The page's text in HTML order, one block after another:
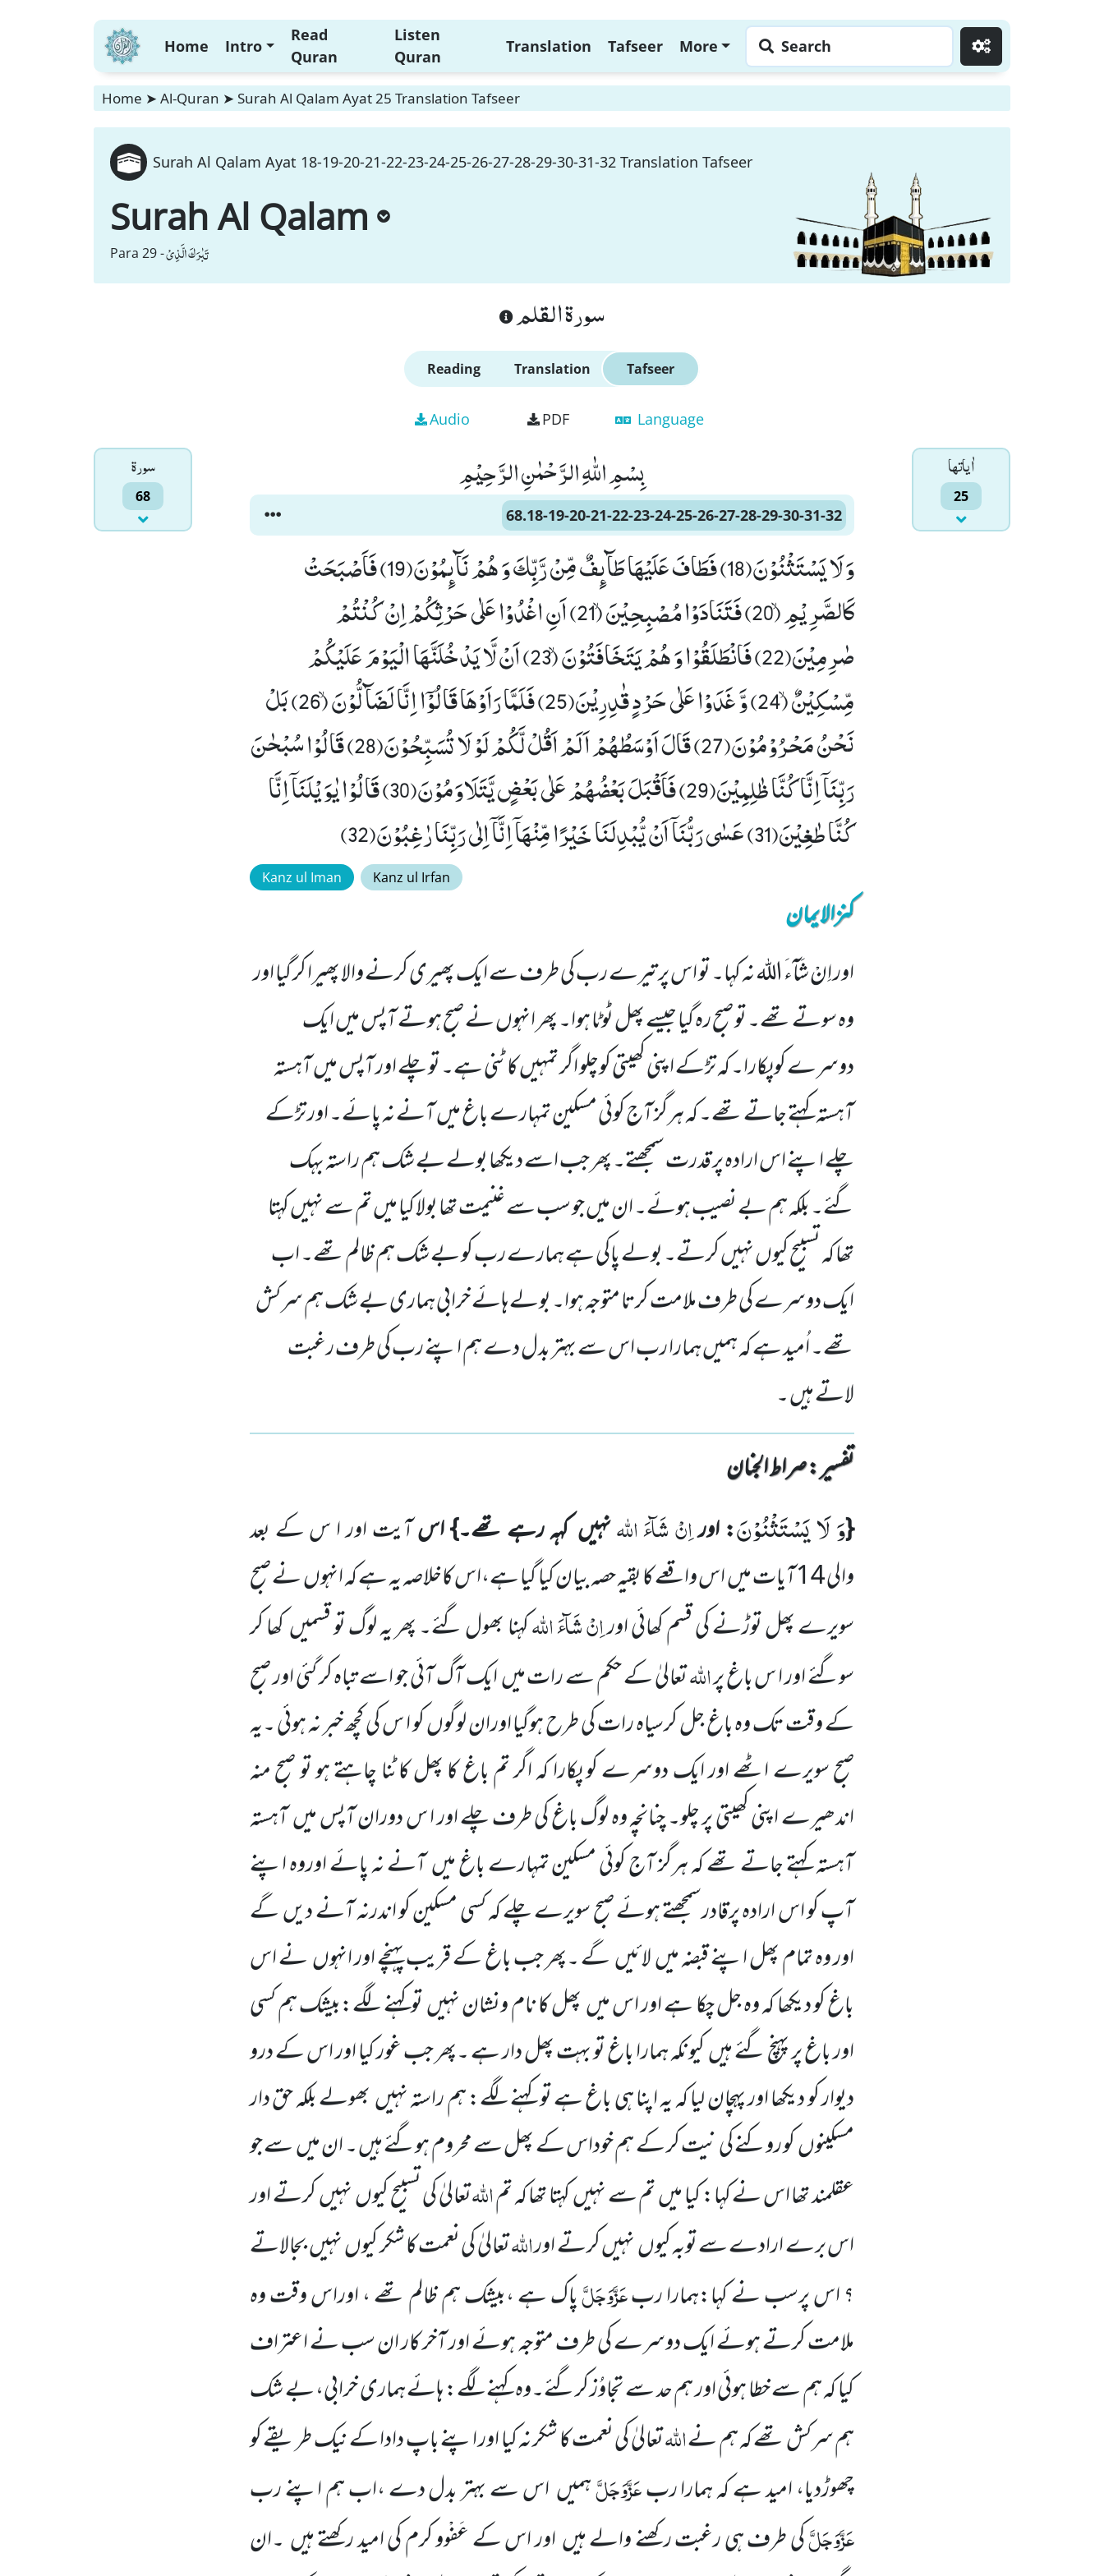
Home Intro
Read
Quran
Listen
Quran
Translation Tafseer More Search
Home ➤ Al-Quran ➤ Surah Al Qalam Ayat 25 Translation Tafseer
Surah Al Qalam Ayat 18-19-20-21-22-23-24-25-26-27-28-29-30-31-32 Translation Tafseer
Surah Al Qalam
Para 29 -تَبٰرَكَ الَّذِیْ
سورة القلم
Reading Translation Tafseer
Audio PDF Language
سورۃ
68
اٰياتها
25
بِسْمِ اللّٰهِ الرَّحْمٰنِ الرَّحِیْمِ
68.18-19-20-21-22-23-24-25-26-27-28-29-30-31-32
وَ لَا یَسْتَثْنُوْنَ(18) فَطَافَ عَلَیْهَا طَآىٕفٌ مِّنْ رَّبِّكَ وَ هُمْ نَآىٕمُوْنَ(19) فَاَصْبَحَتْ
كَالصَّرِیْمِۙ (20) فَتَنَادَوْا مُصْبِحِیْنَۙ (21) اَنِ اغْدُوْا عَلٰى حَرْثِكُمْ اِنْ كُنْتُمْ
صٰرِمِیْنَ(22) فَانْطَلَقُوْا وَ هُمْ یَتَخَافَتُوْنَۙ (23) اَنْ لَّا یَدْخُلَنَّهَا الْیَوْمَ عَلَیْكُمْ
مِّسْكِیْنٌۙ (24) وَّ غَدَوْا عَلٰى حَرْدٍ قٰدِرِیْنَ(25) فَلَمَّا رَاَوْهَا قَالُوْۤا اِنَّا لَضَآلُّوْنَۙ (26) بَلْ
نَحْنُ مَحْرُوْمُوْنَ(27) قَالَ اَوْسَطُهُمْ اَلَمْ اَقُلْ لَّكُمْ لَوْ لَا تُسَبِّحُوْنَ(28) قَالُوْا سُبْحٰنَ
رَبِّنَاۤ اِنَّا كُنَّا ظٰلِمِیْنَ(29) فَاَقْبَلَ بَعْضُهُمْ عَلٰى بَعْضٍ یَّتَلَاوَمُوْنَ(30) قَالُوْا یٰوَیْلَنَاۤ اِنَّا
كُنَّا طٰغِیْنَ(31) عَسٰى رَبُّنَاۤ اَنْ یُّبْدِلَنَا خَیْرًا مِّنْهَاۤ اِنَّاۤ اِلٰى رَبِّنَا رٰغِبُوْنَ(32)
Kanz ul Iman Kanz ul Irfan
کنزالایمان
اور اِنْ شَآءَ اللہ نہ کہا۔ تو اس پر تیرے رب کی طرف سے ایک پھیری کرنے والا پھیرا کر گیا اور
وہ سوتے تھے۔ تو صبح رہ گیا جیسے پھل ٹوٹا ہوا۔ پھر انہوں نے صبح ہوتے آپس میں ایک
دوسرے کو پکارا۔ کہ تڑکے اپنی کھیتی کوچلو اگر تمہیں کاٹنی ہے۔ تو چلے اور آپس میں آہستہ
آہستہ کہتے جاتے تھے۔ کہ ہرگز آج کوئی مسکین تمہارے باغ میں آنے نہ پائے۔ اور تڑکے
چلے اپنے اس ارادہ پر قدرت سمجھتے۔ پھر جب اسے دیکھا بولے بے شک ہم راستہ بہک
گئے۔ بلکہ ہم بے نصیب ہوئے۔ ان میں جو سب سے غنیمت تھا بولا کیا میں تم سے نہیں کہتا
تھا کہ تسبیح کیوں نہیں کرتے۔ بولے پاکی ہے ہمارے رب کو بے شک ہم ظالم تھے۔ اب
ایک دوسرے کی طرف ملامت کرتا متوجہ ہوا۔ بولے ہائے خرابی ہماری بے شک ہم سرکش
تھے۔ اُمید ہے کہ ہمیں ہمارا رب اس سے بہتر بدل دے ہم اپنے رب کی طرف رغبت
لاتے ہیں ۔
تفسیر : ‎صراط الجنان
{وَ لَا یَسْتَثْنُوْنَ: اوراِنْ شَآءَ اللّٰہنہیںکہہ رہے تھے۔} اسآیتاور ا س کے بعد
والی14آیات میںاس واقعےکا بقیہ حصہ بیان کیا گیا ہے،اس کاخلاصہ یہ ہے کہ انہوںنےصبح
سویرے پھل توڑنے کی قسم کھائی اوراِنْ شَآءَ اللّٰہکہنابھول گئے۔ پھر یہ لوگ تو قسمیںکھا کر
سوگئے اور ا س باغ پراللّٰہتعالیٰ کے حکم سے رات میںایکآگ آئی جو اسے تباہکر گئی اور صبح
کے وقت تک وہ باغ جل کرسیاہ رات کی طرح ہوگیا اوران لوگوں کو ا س کی کچھ خبر نہ ہوئی ۔یہ
صبح سویرے اٹھے اور ایک دوسرے کو پکارا کہ اگر تم باغ کا پھل کاٹنا چاہتے ہو تو صبح منہ
اندھیرے اپنی کھیتی پر چلو۔ چنانچہ وہ لوگ باغ کی طرف چلے اور ا س دوران آپس میںآہستہ
آہستہ کہتے جاتے تھے کہ ہرگز آج کوئی مسکین تمہارے باغ میںآنے نہ پائے اوروہ اپنے
آپ کو اس ارادہ پرقادرسمجھتے ہوئے صبح سویرے چلے کہ کسی مسکین کو اندرنہ آنے دیںگے
اور وہ تمام پھل اپنے قبضہ میںلائیںگے ۔پھر جب باغ کے قریب پہنچے اور انہوںنے اس
باغ کو دیکھا کہ وہ جل چکا ہے اور اس میںپھل کا نام ونشان نہیںتوکہنے لگے:بیشک ہم کسی
اور باغ پر پہنچ گئے ہیںکیونکہ ہمارا باغ تو بہت پھل دار ہے ۔پھر جب غور کیا اور اس کے درو
دیوار کو دیکھا اور پہچان لیا کہ یہ اپنا ہی باغ ہے تو کہنے لگے: ہم راستہ نہیںبھولے بلکہ حق دار
مسکینوںکو روکنے کی نیت کر کے ہم خوداس کے پھل سے محروم ہوگئے ہیں ۔ ان میںسے جو
عقلمند تھا اس نے کہا: کیا میںتم سے نہیںکہتا تھا کہ تماللّٰہتعالیٰ کی تسبیح کیوںنہیںکرتے اور
اس برے ارادے سے توبہ کیوںنہیں کرتے اوراللّٰہتعالیٰ کینعمت کا شکر کیوںنہیںبجالاتے
؟ اس پرسب نے کہا:ہمارا ربعَزَّوَجَلَّپاک ہے ،بیشک ہم ظالم تھے ، اوراس وقت وہ
ملامت کرتے ہوئے ایک دوسرے کی طرف متوجہ ہوئے اور آخر کار ان سب نے اعتراف
کیا کہ ہم سے خطا ہوئی اورہم حد سے تجاوُز کرگئے۔وہ کہنے لگے: ہائے ہماری خرابی، بے شک
ہم سرکش تھےکہ ہم نےاللّٰہتعالیٰ کی نعمت کا شکر نہکیا اور اپنے باپ دادا کے نیک طریقے کو
چھوڑدیا، امید ہے کہ ہمارا ربعَزَّوَجَلَّہمیںاس سےبہتر بدل دے ،اب ہم اپنے رب
عَزَّوَجَلَّکی طرف ہی رغبت رکھنے والے ہیںاور اس کے عَفْوو کرم کی امید رکھتے ہیں ۔ان